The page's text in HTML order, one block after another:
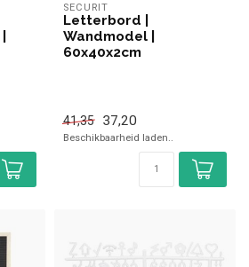
SECURIT
Letterbord |
Wandmodel |
60x40x2cm
41,35 37,20
Beschikbaarheid laden..